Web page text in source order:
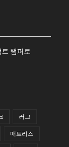
탬퍼로
러그
매트리스